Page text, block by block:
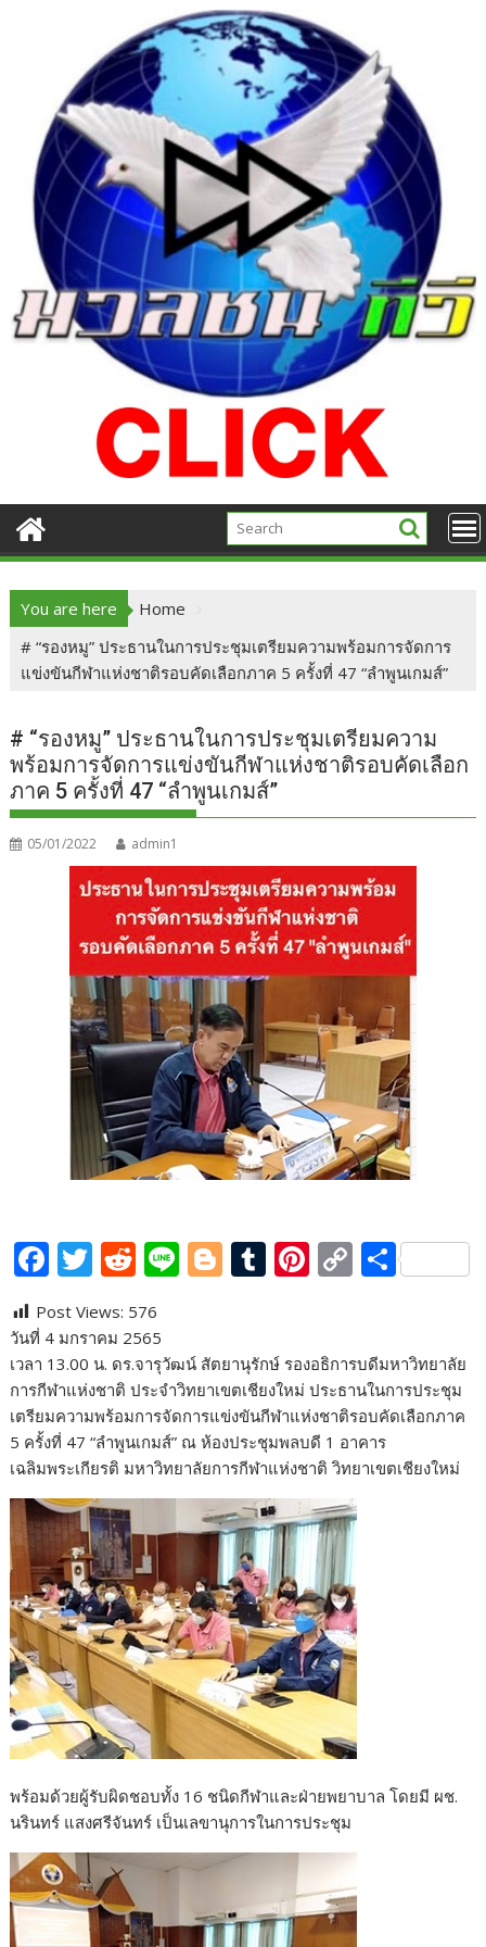
You are here
Home
# “รองหมู” ประธานในการประชุมเตรียมความพร้อมการจัดการ
แข่งขันกีฬาแห่งชาติรอบคัดเลือกภาค 5 ครั้งที่ 47 “ลำพูนเกมส์”
# “รองหมู” ประธานในการประชุมเตรียมความ
พร้อมการจัดการแข่งขันกีฬาแห่งชาติรอบคัดเลือก
ภาค 5 ครั้งที่ 47 “ลำพูนเกมส์”
05/01/2022 admin1
F
e
b
o
o
k
T
itt
er
R
d
di
t
Li Bl
g
er
T
bl
r
Pi
e
st
C
y
Li
n
k
S
e
Post Views: 576
วันที่ 4 มกราคม 2565
เวลา 13.00 น. ดร.จารุวัฒน์ สัตยานุรักษ์ รองอธิการบดีมหาวิทยาลัย
การกีฬาแห่งชาติ ประจำวิทยาเขตเชียงใหม่ ประธานในการประชุม
เตรียมความพร้อมการจัดการแข่งขันกีฬาแห่งชาติรอบคัดเลือกภาค
5 ครั้งที่ 47 “ลำพูนเกมส์” ณ ห้องประชุมพลบดี 1 อาคาร
เฉลิมพระเกียรติ มหาวิทยาลัยการกีฬาแห่งชาติ วิทยาเขตเชียงใหม่
พร้อมด้วยผู้รับผิดชอบทั้ง 16 ชนิดกีฬาและฝ่ายพยาบาล โดยมี ผช.
นรินทร์ แสงศรีจันทร์ เป็นเลขานุการในการประชุม